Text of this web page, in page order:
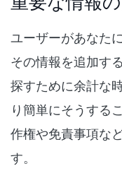
ユーザーがあなた
その情報を追加す
探すために余計な
り簡単にそうする
作権や免責事項な
す。